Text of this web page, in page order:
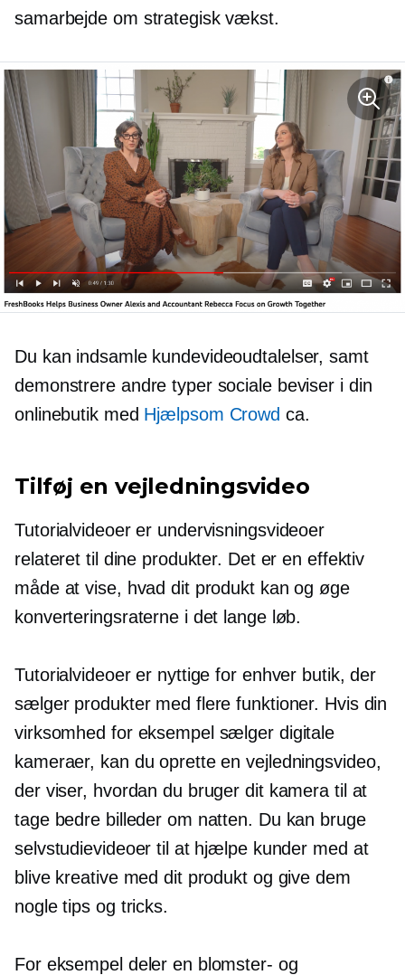
samarbejde om strategisk vækst.
Du kan indsamle kundevideoudtalelser, samt
demonstrere andre typer sociale beviser i din
onlinebutik med Hjælpsom Crowd ca.
Tilføj en vejledningsvideo
Tutorialvideoer er undervisningsvideoer
relateret til dine produkter. Det er en effektiv
måde at vise, hvad dit produkt kan og øge
konverteringsraterne i det lange løb.
Tutorialvideoer er nyttige for enhver butik, der
sælger produkter med flere funktioner. Hvis din
virksomhed for eksempel sælger digitale
kameraer, kan du oprette en vejledningsvideo,
der viser, hvordan du bruger dit kamera til at
tage bedre billeder om natten. Du kan bruge
selvstudievideoer til at hjælpe kunder med at
blive kreative med dit produkt og give dem
nogle tips og tricks.
For eksempel deler en blomster- og